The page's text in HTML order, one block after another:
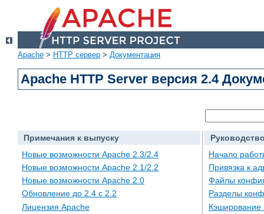
Apache > HTTP сервер > Документация
Apache HTTP Server версия 2.4
Примечания к выпуску
Новые возможности Apache 2.3/2.4
Новые возможности Apache 2.1/2.2
Новые возможности Apache 2.0
Обновление до 2.4 с 2.2
Лицензия Apache
Начало
Привязка к
Файлы
Разделы
Кэширование